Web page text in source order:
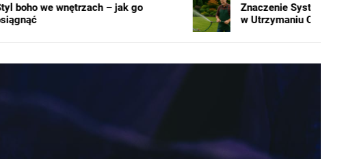
– jak go
Znaczenie Systemów Nawadniających
w Utrzymaniu Ogrodów